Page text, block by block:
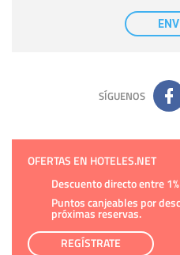
con carácter
nuestra entidad que esté
tener conocimiento de la
comunicarán datos a terceros.
adicional y detallada sobre
política de privacidad
SÍGUENOS
OFERTAS EN HOTELES.NET
Descuento directo entre
Puntos canjeables por
próximas reservas.
REGÍSTRATE